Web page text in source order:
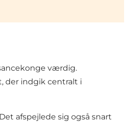
værdig.
der indgik centralt i
afspejlede sig også snart